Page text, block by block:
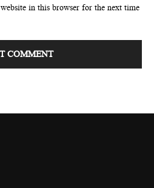
in this browser for the next time